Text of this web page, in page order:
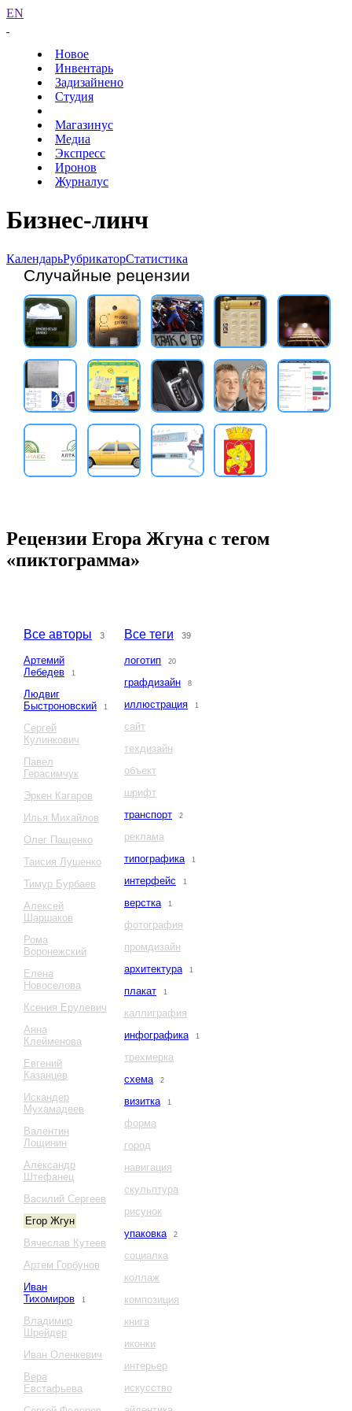
EN
Новое
Инвентарь
Задизайнено
Студия
Магазинус
Медиа
Экспресс
Иронов
Журналус
Бизнес-линч
КалендарьРубрикаторСтатистика
Случайные рецензии
Рецензии Егора Жгуна с тегом
«пиктограмма»
Все авторы 3
Артемий
Лебедев
1
Людвиг
Быстроновский
1
Сергей
Кулинкович
Павел
Герасимчук
Эркен Кагаров
Илья Михайлов
Олег Пащенко
Таисия Лушенко
Тимур Бурбаев
Алексей
Шаршаков
Рома
Воронежский
Елена
Новоселова
Ксения Ерулевич
Анна
Клейменова
Евгений
Казанцев
Искандер
Мухамадеев
Валентин
Лощинин
Александр
Штефанец
Василий Сергеев
Егор Жгун
Вячеслав Кутеев
Артем Горбунов
Иван
Тихомиров
1
Владимир
Шрейдер
Иван Оленкевич
Вера
Евстафьева
Все теги 39
логотип 20
графдизайн 8
иллюстрация 1
сайт
техдизайн
объект
шрифт
транспорт
2
реклама
типографика
1
интерфейс 1
верстка 1
фотография
промдизайн
архитектура
1
плакат 1
каллиграфия
инфографика
1
трехмерка
схема
2
визитка 1
форма
город
навигация
скульптура
рисунок
упаковка
2
социалка
коллаж
композиция
книга
иконки
интерьер
искусство